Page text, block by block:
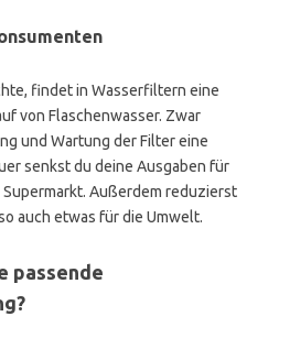
findet in Wasserfiltern eine
von Flaschenwasser. Zwar
und Wartung der Filter eine
senkst du deine Ausgaben für
Außerdem reduzierst
auch etwas für die Umwelt.
passende